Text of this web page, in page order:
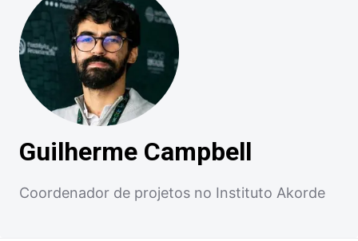
Guilherme Campbell
Coordenador de projetos no Instituto Akorde